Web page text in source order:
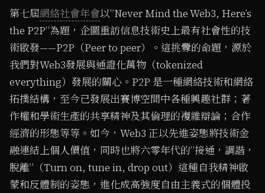
第七屆網絡社會年會以”Never Mind the Web3, Here’s
the P2P”為題，企圖重訪信息技術史上最有社會性的技
術啟發——P2P（Peer to peer）。這挑釁的命題，源於
我們對Web3發展與通證化萬物（tokenized
everything）發展的關心。P2P 是一種網絡技術和網絡
拓撲結構，至今已發展出賽博空間中各種興趣社群；著
作權和學術生產的共享精神及其倫理的複雜辯論；合作
經濟的形態等等。如今，Web3 正以先進姿態將技術金
融連結上個人價值，同時也將六零年代的”接通，調諧，
脫離”（Turn on, tune in, drop out）這種自我精神啟
蒙和反體制的姿態，進化成高強度自由主義式的個體投